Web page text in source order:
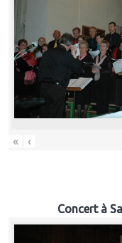
« ‹
Concert à